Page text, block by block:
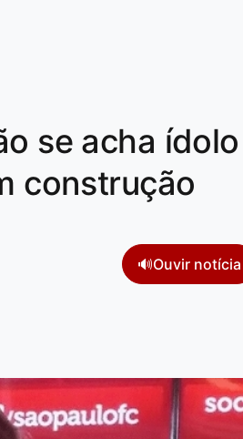
se acha ídolo
construção
🔊Ouvir notícia